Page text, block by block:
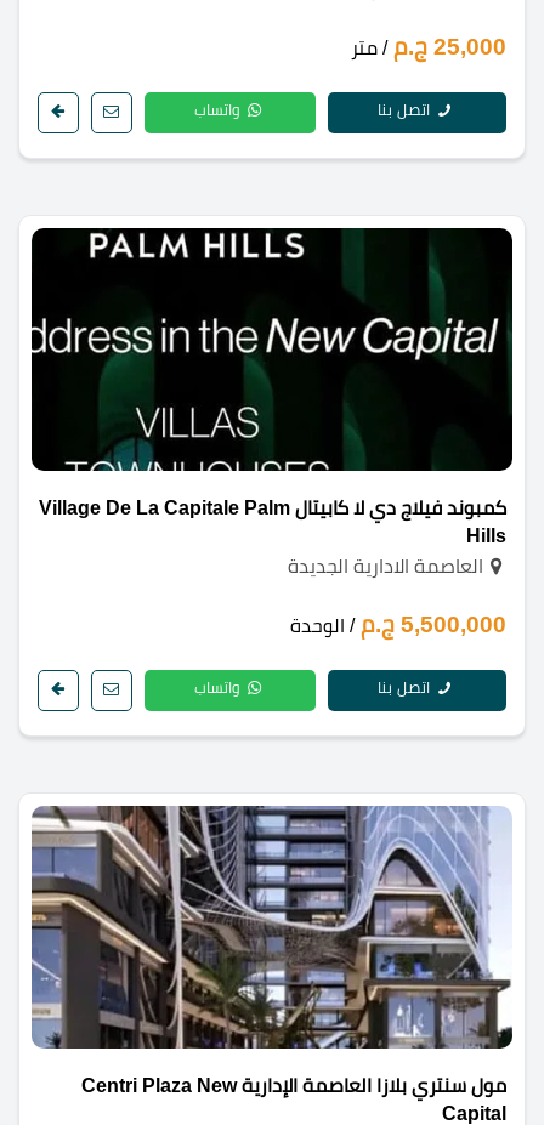
25,000 ج.م / متر
اتصل بنا واتساب
كمبوند فيلاج دي لا كابيتال Village De La Capitale Palm
Hills
العاصمة الادارية الجديدة
5,500,000 ج.م / الوحدة
اتصل بنا واتساب
مول سنتري بلازا العاصمة الإدارية Centri Plaza New
Capital